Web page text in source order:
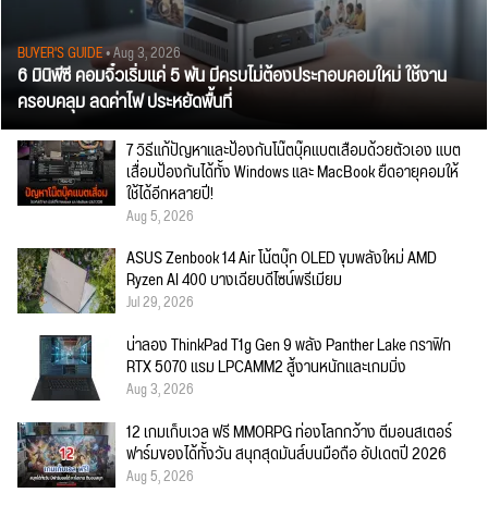
BUYER'S GUIDE• Aug 3, 2026
6 มินิพีซี คอมจิ๋วเริ่มแค่ 5 พัน มีครบไม่ต้องประกอบคอมใหม่ ใช้งาน
ครอบคลุม ลดค่าไฟ ประหยัดพื้นที่
7 วิธีแก้ปัญหาและป้องกันโน๊ตบุ๊คแบตเสื่อมด้วยตัวเอง แบต
เสื่อมป้องกันได้ทั้ง Windows และ MacBook ยืดอายุคอมให้
ใช้ได้อีกหลายปี!
Aug 5, 2026
ASUS Zenbook 14 Air โน้ตบุ๊ก OLED ขุมพลังใหม่ AMD
Ryzen AI 400 บางเฉียบดีไซน์พรีเมียม
Jul 29, 2026
น่าลอง ThinkPad T1g Gen 9 พลัง Panther Lake กราฟิก
RTX 5070 แรม LPCAMM2 สู้งานหนักและเกมมิ่ง
Aug 3, 2026
12 เกมเก็บเวล ฟรี MMORPG ท่องโลกกว้าง ตีมอนสเตอร์
ฟาร์มของได้ทั้งวัน สนุกสุดมันส์บนมือถือ อัปเดตปี 2026
Aug 5, 2026